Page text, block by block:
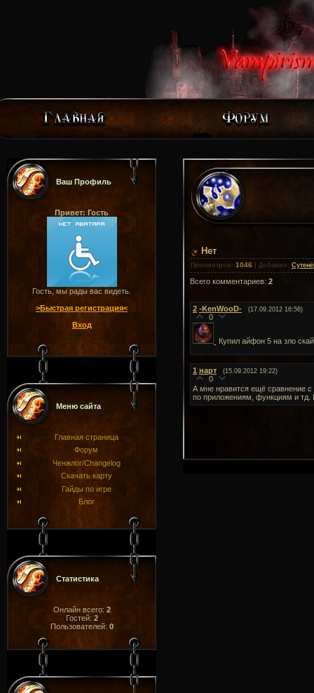
Ваш Профиль
Привет: Гость
Гость, мы рады вас видеть.
>Быстрая регистрация<
Вход
Меню сайта
Главная страница
Форум
Ченжлог/Changelog
Скачать карту
Гайды по игре
Блог
Статистика
Онлайн всего: 2
Гостей: 2
Пользователей: 0
Нет
Просмотров : 1046 Добавил :
Всего комментариев: 2
2 -KenWooD- (17.09.2012 16:56)
0
Купил айфон 5 на зло
1 нарт (15.09.2012 19:22)
0
А мне нравится ещё сравнение
по приложениям, функциям и тд.